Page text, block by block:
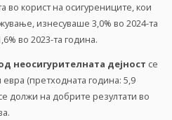
во корист на осигурениците, кои
изнесуваше 3,0% во 2024-та
во 2023-та година.
неосигурителната дејност се
(претходната година: 5,9
должи на добрите резултати во